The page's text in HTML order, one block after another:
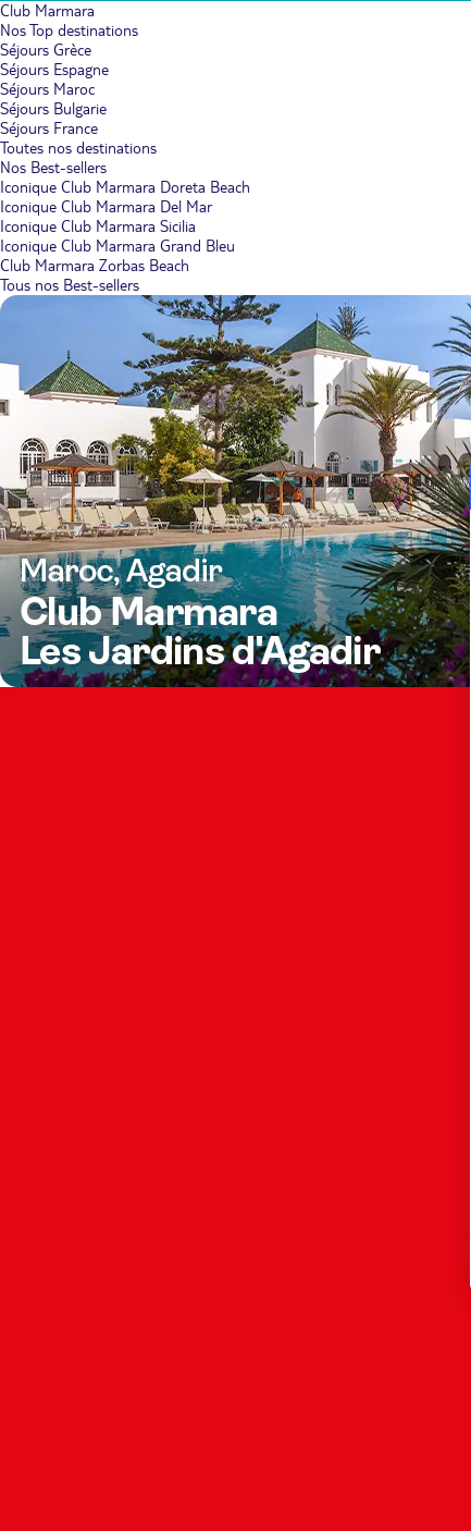
Club Marmara
Nos Top destinations
Séjours Grèce
Séjours Espagne
Séjours Maroc
Séjours Bulgarie
Séjours France
Toutes nos destinations
Nos Best-sellers
Iconique Club Marmara Doreta Beach
Iconique Club Marmara Del Mar
Iconique Club Marmara Sicilia
Iconique Club Marmara Grand Bleu
Club Marmara Zorbas Beach
Tous nos Best-sellers